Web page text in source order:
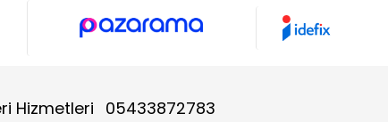
Hizmetleri 05433872783